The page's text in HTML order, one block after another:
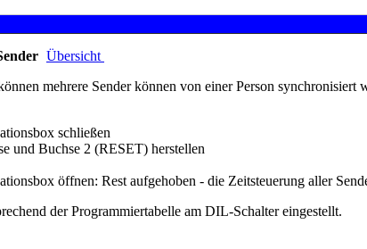
Übersicht
mehrere Sender können von einer Person
schließen
und Buchse 2 (RESET) herstellen
öffnen: Rest aufgehoben - die Zeitsteuerung aller
der Programmiertabelle am DIL-Schalter eingestellt.